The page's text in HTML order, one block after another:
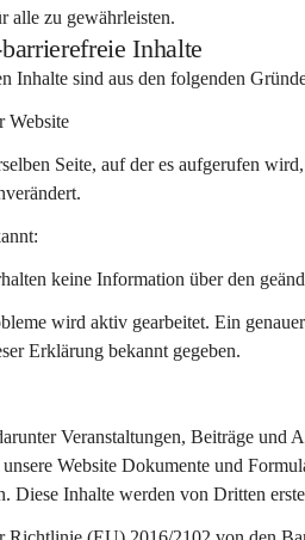
alle zu gewährleisten.
Inhalte
Inhalte sind aus den folgenden
Website
Seite, auf der es aufgerufen
keine Information über den
wird aktiv gearbeitet. Ein
Erklärung bekannt gegeben.
Veranstaltungen, Beiträge und
Website Dokumente und
Diese Inhalte werden von Dritten